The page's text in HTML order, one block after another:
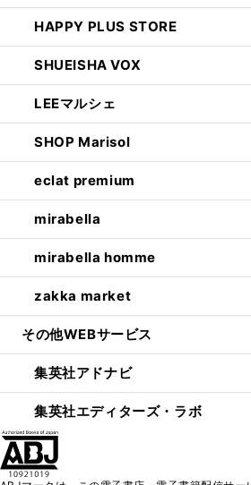
HAPPY PLUS STORE
SHUEISHA VOX
LEEマルシェ
SHOP Marisol
eclat premium
mirabella
mirabella homme
zakka market
その他WEBサービス
集英社アドナビ
集英社エディターズ・ラボ